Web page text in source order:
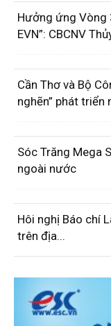
Hưởng ứng Vòng
EVN”: CBCNV
Cần Thơ và Bộ
nghẽn” phát triển
Sóc Trăng Mega
ngoài nước
Hôi nghị Báo chí
trên địa...